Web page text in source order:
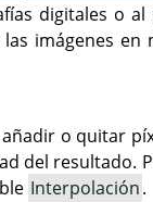
digitales o
imágenes
o quitar
del resultado.
Interpolación.